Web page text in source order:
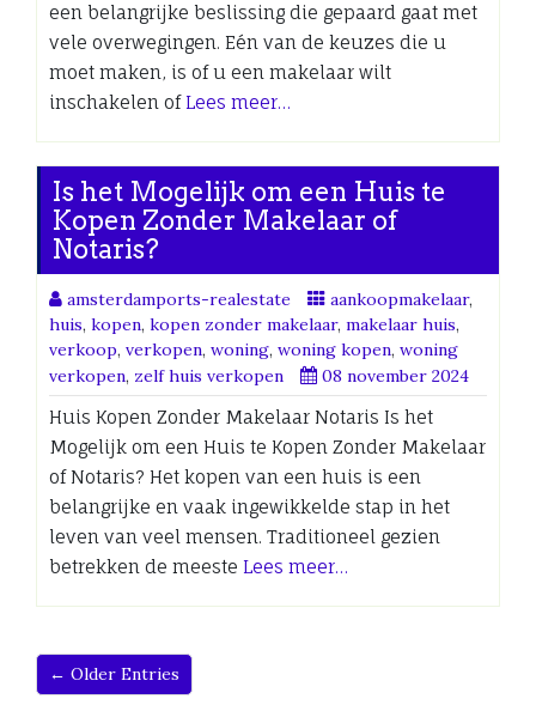
een belangrijke beslissing die gepaard gaat met
vele overwegingen. Eén van de keuzes die u
moet maken, is of u een makelaar wilt
inschakelen of Lees meer…
Is het Mogelijk om een Huis te
Kopen Zonder Makelaar of
Notaris?
amsterdamports-realestate aankoopmakelaar,
huis, kopen, kopen zonder makelaar, makelaar huis,
verkoop, verkopen, woning, woning kopen, woning
verkopen, zelf huis verkopen 08 november 2024
Huis Kopen Zonder Makelaar Notaris Is het
Mogelijk om een Huis te Kopen Zonder Makelaar
of Notaris? Het kopen van een huis is een
belangrijke en vaak ingewikkelde stap in het
leven van veel mensen. Traditioneel gezien
betrekken de meeste Lees meer…
← Older Entries